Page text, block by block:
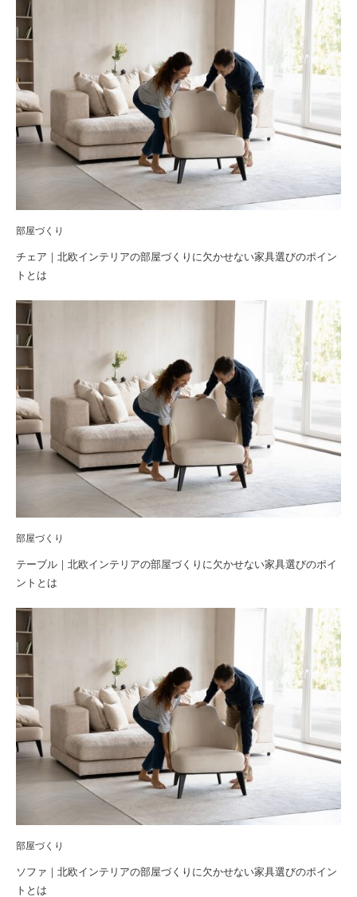
部屋づくり
チェア｜北欧インテリアの部屋づくりに欠かせない家具選びのポイン
トとは
部屋づくり
テーブル｜北欧インテリアの部屋づくりに欠かせない家具選びのポイ
ントとは
部屋づくり
ソファ｜北欧インテリアの部屋づくりに欠かせない家具選びのポイン
トとは